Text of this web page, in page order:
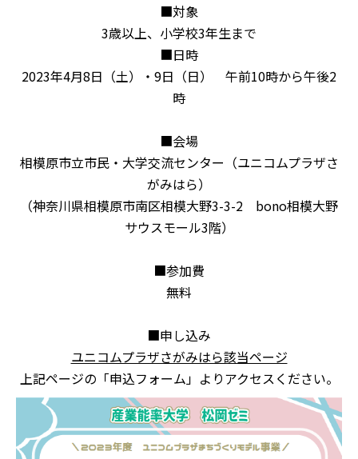
■対象
3歳以上、小学校3年生まで
■日時
2023年4月8日（土）・9日（日） 午前10時から午後2
時
■会場
相模原市立市民・大学交流センター（ユニコムプラザさ
がみはら）
（神奈川県相模原市南区相模大野3-3-2 bono相模大野
サウスモール3階）
■参加費
無料
■申し込み
ユニコムプラザさがみはら該当ページ
上記ページの「申込フォーム」よりアクセスください。